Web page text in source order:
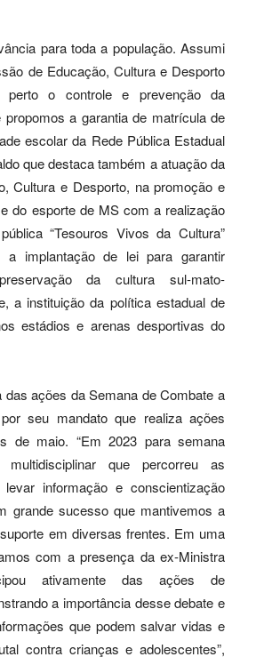
para toda a população. Assumi
de Educação, Cultura e Desporto
perto o controle e prevenção da
a garantia de matrícula de
escolar da Rede Pública Estadual
que destaca também a atuação da
Cultura e Desporto, na promoção e
do esporte de MS com a realização
“Tesouros Vivos da Cultura”
a implantação de lei para garantir
da cultura sul-mato-
a instituição da política estadual de
estádios e arenas desportivas do
das ações da Semana de Combate a
seu mandato que realiza ações
de maio. “Em 2023 para semana
que percorreu as
informação e conscientização
grande sucesso que mantivemos a
em diversas frentes. Em uma
com a presença da ex-Ministra
ativamente das ações de
a importância desse debate e
que podem salvar vidas e
contra crianças e adolescentes”,